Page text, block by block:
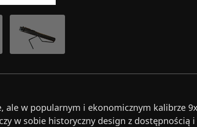
w popularnym i ekonomicznym kalibrze
w sobie historyczny design z